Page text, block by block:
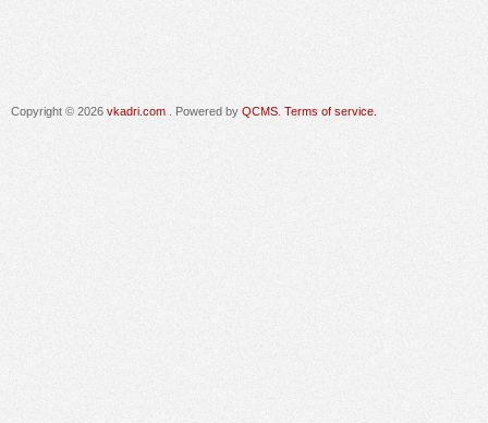
Copyright © 2026 vkadri.com . Powered by QCMS Terms of service.